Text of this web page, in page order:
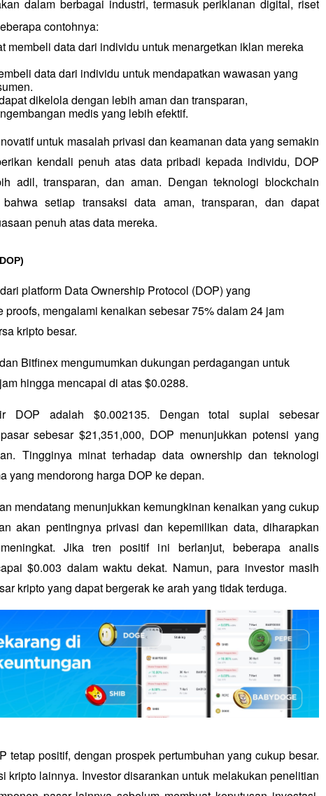
dalam berbagai industri, termasuk periklanan digital, riset
contohnya:
membeli data dari individu untuk menargetkan iklan mereka
data dari individu untuk mendapatkan wawasan yang
dikelola dengan lebih aman dan transparan,
medis yang lebih efektif.
untuk masalah privasi dan keamanan data yang semakin
kendali penuh atas data pribadi kepada individu, DOP
adil, transparan, dan aman. Dengan teknologi blockchain
setiap transaksi data aman, transparan, dan dapat
penuh atas data mereka.
platform Data Ownership Protocol (DOP) yang
mengalami kenaikan sebesar 75% dalam 24 jam
kripto besar.
Bitfinex mengumumkan dukungan perdagangan untuk
hingga mencapai di atas $0.0288.
DOP adalah $0.002135. Dengan total suplai sebesar
sebesar $21,351,000, DOP menunjukkan potensi yang
Tingginya minat terhadap data ownership dan teknologi
yang mendorong harga DOP ke depan.
mendatang menunjukkan kemungkinan kenaikan yang cukup
akan pentingnya privasi dan kepemilikan data, diharapkan
Jika tren positif ini berlanjut, beberapa analis
$0.003 dalam waktu dekat. Namun, para investor masih
kripto yang dapat bergerak ke arah yang tidak terduga.
tetap positif, dengan prospek pertumbuhan yang cukup besar.
kripto lainnya. Investor disarankan untuk melakukan penelitian